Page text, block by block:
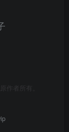
作者所有。